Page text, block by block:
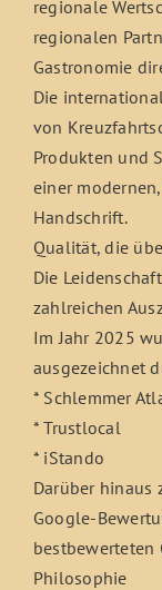
regionale
regionalen
Gastronomie
Die
von
Produkten und
einer
Handschrift.
Qualität, die
Die
zahlreichen
Im Jahr 2025
ausgezeichnet
* Schlemmer
* Trustlocal
* iStando
Darüber hinaus
Google-
bestbewerteten
Philosophie